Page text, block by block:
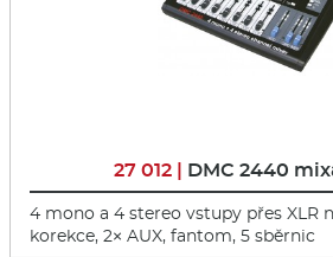
27 012 | DMC 2440
4 mono a 4 stereo vstupy přes XLR
korekce, 2× AUX, fantom, 5 sběrnic